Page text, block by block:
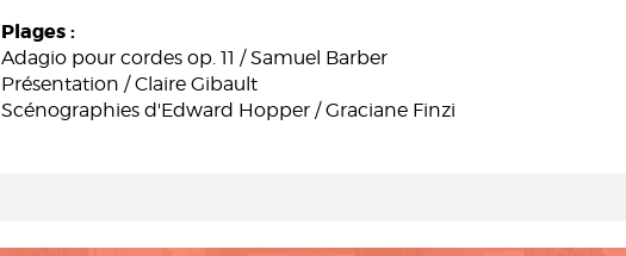
Plages :
Adagio pour cordes op. 11 / Samuel Barber
Présentation / Claire Gibault
Scénographies d'Edward Hopper / Graciane Finzi